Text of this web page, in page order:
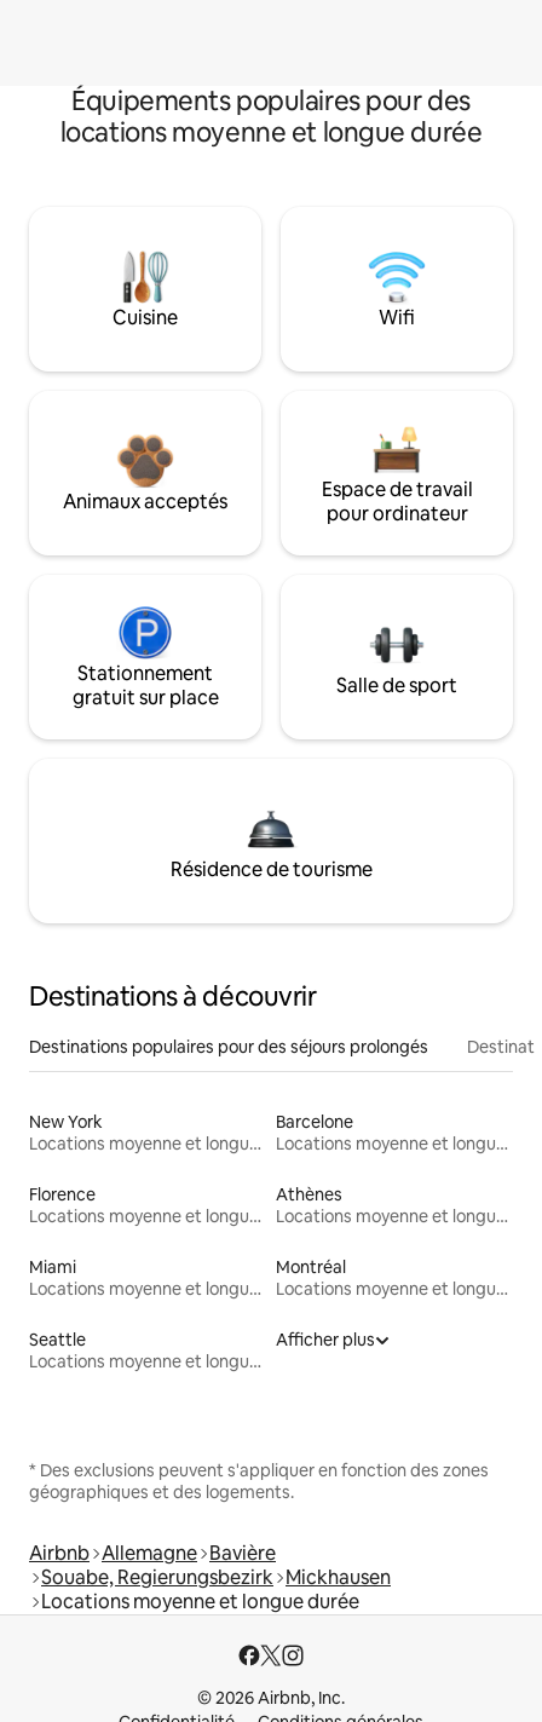
Équipements populaires pour des
locations moyenne et longue durée
Cuisine Wifi
Animaux acceptés
Espace de travail
pour ordinateur
Stationnement
gratuit sur place
Salle de sport
Résidence de tourisme
Destinations à découvrir
Destinations populaires pour des séjours prolongés
New York
Locations moyenne et longue durée
Barcelone
Locations moyenne et longue durée
Florence
Locations moyenne et longue durée
Athènes
Locations moyenne et longue durée
Miami
Locations moyenne et longue durée
Montréal
Locations moyenne et longue durée
Seattle
Locations moyenne et longue durée
Afficher plus
* Des exclusions peuvent s'appliquer en fonction des zones
géographiques et des logements.
Airbnb Allemagne Bavière
Souabe, Regierungsbezirk Mickhausen
Locations moyenne et longue durée
© 2026 Airbnb, Inc.